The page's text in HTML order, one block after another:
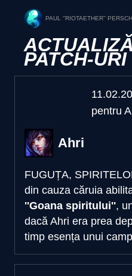
PAUL ''RIOTAETHER''
PATCH-URI
pentru
Ahri
FUGUȚA,
din cauza căruia
''Goana spiritului'',
dacă Ahri era prea
timp esența unui